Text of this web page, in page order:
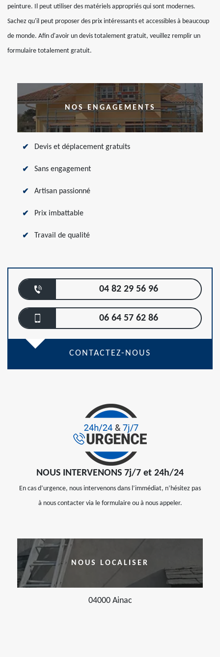
peinture. Il peut utiliser des matériels appropriés qui sont modernes.
Sachez qu'il peut proposer des prix intéressants et accessibles à beaucoup
de monde. Afin d'avoir un devis totalement gratuit, veuillez remplir un
formulaire totalement gratuit.
NOS ENGAGEMENTS
Devis et déplacement gratuits
Sans engagement
Artisan passionné
Prix imbattable
Travail de qualité
04 82 29 56 96
06 64 57 62 86
CONTACTEZ-NOUS
NOUS INTERVENONS 7j/7 et 24h/24
En cas d’urgence, nous intervenons dans l’immédiat, n’hésitez pas
à nous contacter via le formulaire ou à nous appeler.
NOUS LOCALISER
04000 Ainac